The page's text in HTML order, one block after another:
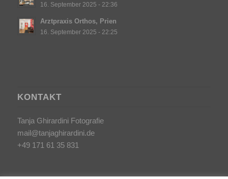
16. September 2025 - 22:36
Arztpraxis Orthos, Prien
16. September 2025 - 22:25
KONTAKT
Tanja Ghirardini Fotografie
mail@tanjaghirardini.de
+49 171 61 35 831